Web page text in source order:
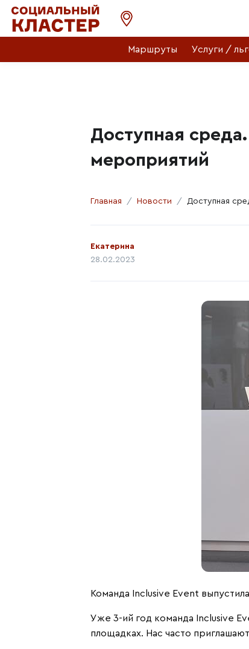
Маршруты Услуги /
Доступная
мероприятий
Главная Новости Доступная
Автор:
Екатерина
Дата публикации:
28.02.2023
Команда Inclusive Event
Уже 3-ий год команда Inclusive
площадках. Нас часто